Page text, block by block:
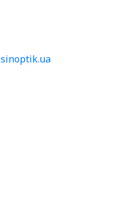
sinoptik.ua